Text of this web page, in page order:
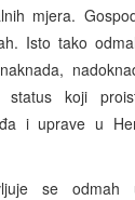
mjera.
Isto tako
status koji
i uprave u
se odmah